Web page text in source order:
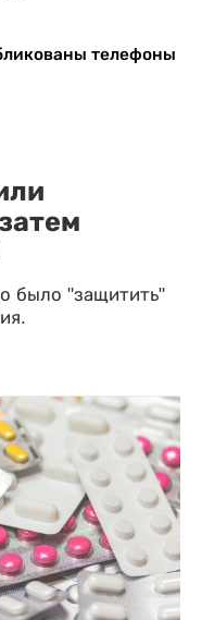
телефоны
было "защитить"